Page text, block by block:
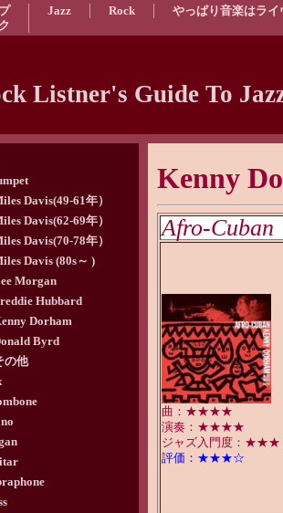
Jazz Rock
やっぱり音楽はライ
Listner's Guide To
Davis(49-61年）
Davis(62-69年）
Davis(70-78年）
Davis (80s～ )
Morgan
Hubbard
Dorham
Byrd
の他
Kenny
Afro-Cuban
曲：★★★★
演奏：★★★★
ジャズ入門度：★★★
評価：★★★☆